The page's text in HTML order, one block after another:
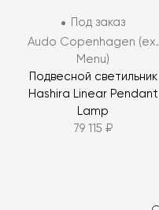
Под заказ
Audo Copenhagen (ex.
Menu)
Подвесной светильник
Hashira Linear Pendant
Lamp
79 115 ₽